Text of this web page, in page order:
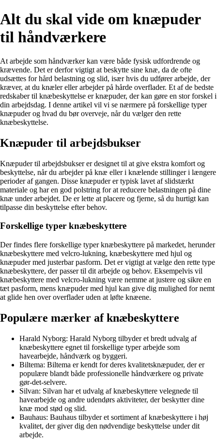
Alt du skal vide om knæpuder
til håndværkere
At arbejde som håndværker kan være både fysisk udfordrende og
krævende. Det er derfor vigtigt at beskytte sine knæ, da de ofte
udsættes for hård belastning og slid, især hvis du udfører arbejde, der
kræver, at du knæler eller arbejder på hårde overflader. Et af de bedste
redskaber til knæbeskyttelse er knæpuder, der kan gøre en stor forskel i
din arbejdsdag. I denne artikel vil vi se nærmere på forskellige typer
knæpuder og hvad du bør overveje, når du vælger den rette
knæbeskyttelse.
Knæpuder til arbejdsbukser
Knæpuder til arbejdsbukser er designet til at give ekstra komfort og
beskyttelse, når du arbejder på knæ eller i knælende stillinger i længere
perioder af gangen. Disse knæpuder er typisk lavet af slidstærkt
materiale og har en god polstring for at reducere belastningen på dine
knæ under arbejdet. De er lette at placere og fjerne, så du hurtigt kan
tilpasse din beskyttelse efter behov.
Forskellige typer knæbeskyttere
Der findes flere forskellige typer knæbeskyttere på markedet, herunder
knæbeskyttere med velcro-lukning, knæbeskyttere med hjul og
knæpuder med justerbar pasform. Det er vigtigt at vælge den rette type
knæbeskyttere, der passer til dit arbejde og behov. Eksempelvis vil
knæbeskyttere med velcro-lukning være nemme at justere og sikre en
tæt pasform, mens knæpuder med hjul kan give dig mulighed for nemt
at glide hen over overflader uden at løfte knæene.
Populære mærker af knæbeskyttere
Harald Nyborg: Harald Nyborg tilbyder et bredt udvalg af
knæbeskyttere egnet til forskellige typer arbejde som
havearbejde, håndværk og byggeri.
Biltema: Biltema er kendt for deres kvalitetsknæpuder, der er
populære blandt både professionelle håndværkere og private
gør-det-selvere.
Silvan: Silvan har et udvalg af knæbeskyttere velegnede til
havearbejde og andre udendørs aktiviteter, der beskytter dine
knæ mod stød og slid.
Bauhaus: Bauhaus tilbyder et sortiment af knæbeskyttere i høj
kvalitet, der giver dig den nødvendige beskyttelse under dit
arbejde.